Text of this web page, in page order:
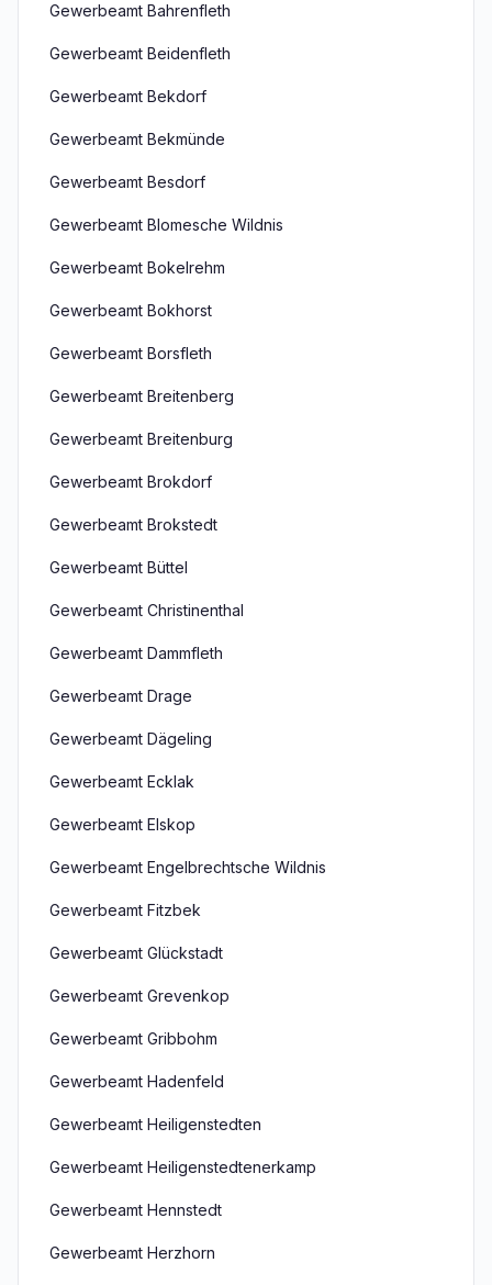
Gewerbeamt Bahrenfleth
Gewerbeamt Beidenfleth
Gewerbeamt Bekdorf
Gewerbeamt Bekmünde
Gewerbeamt Besdorf
Gewerbeamt Blomesche Wildnis
Gewerbeamt Bokelrehm
Gewerbeamt Bokhorst
Gewerbeamt Borsfleth
Gewerbeamt Breitenberg
Gewerbeamt Breitenburg
Gewerbeamt Brokdorf
Gewerbeamt Brokstedt
Gewerbeamt Büttel
Gewerbeamt Christinenthal
Gewerbeamt Dammfleth
Gewerbeamt Drage
Gewerbeamt Dägeling
Gewerbeamt Ecklak
Gewerbeamt Elskop
Gewerbeamt Engelbrechtsche Wildnis
Gewerbeamt Fitzbek
Gewerbeamt Glückstadt
Gewerbeamt Grevenkop
Gewerbeamt Gribbohm
Gewerbeamt Hadenfeld
Gewerbeamt Heiligenstedten
Gewerbeamt Heiligenstedtenerkamp
Gewerbeamt Hennstedt
Gewerbeamt Herzhorn